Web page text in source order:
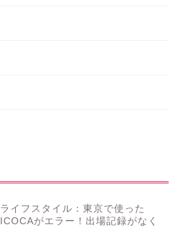
ライフスタイル：東京で使った
ICOCAがエラー！出場記録がなく